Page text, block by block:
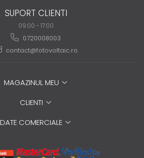
SUPORT CLIENTI
09:00 - 17:00
0720008003
contact@fotovoltaic.ro
MAGAZINUL MEU
CLIENTI
DATE COMERCIALE